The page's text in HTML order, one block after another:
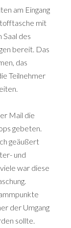
am Eingang
mit
des
bereit. Das
das
Teilnehmer
Mail die
gebeten.
geäußert
und
war diese
der Umgang
sollte.